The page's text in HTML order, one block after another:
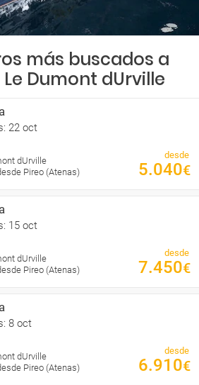
más buscados a
Dumont dUrville
22 oct
dUrville
Pireo (Atenas)
desde
5.040€
15 oct
dUrville
Pireo (Atenas)
desde
7.450€
8 oct
dUrville
Pireo (Atenas)
desde
6.910€